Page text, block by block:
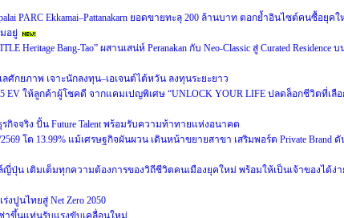
PARC Ekkamai–Pattanakarn ยอดขายทะลุ 200 ล้านบาท ตอกย้ำอินไซต์คนซื้อยุคใ
อยู่
Heritage Bang-Tao” ผสานเสน่ห์ Peranakan กับ Neo-Classic สู่ Curated Residence บ
ศักยภาพ เจาะนักลงทุน–เอเจนต์ไต้หวัน ลงทุนระยะยาว
EV ให้ลูกค้าผู้โชคดี จากแคมเปญพิเศษ “UNLOCK YOUR LIFE ปลดล็อกชีวิตที่เลื
จจริง ปั้น Future Talent พร้อมรับความท้าทายแห่งอนาคต
โต 13.99% แม้เศรษฐกิจผันผวน เดินหน้าขยายสาขา เสริมพอร์ต Private Brand ดั
ญี่ปุ่น เติมเต็มทุกความต้องการของวิถีชีวิตคนเมืองยุคใหม่ พร้อมให้เป็นเจ้าของได้ง่า
ปูนไทยสู่ Net Zero 2050
าขึ้นแท่นรับแรงขับเคลื่อนใหม่